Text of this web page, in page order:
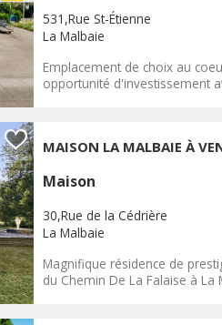
531,Rue St-Étienne
La Malbaie
Emplacement de choix au
opportunité d'investissement
MAISON LA MALBAIE À
Maison
30,Rue de la Cédrière
La Malbaie
Magnifique résidence de
du Chemin De La Falaise à La